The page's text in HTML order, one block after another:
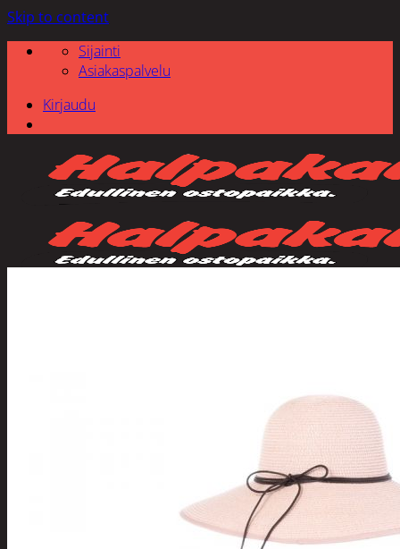
Skip to content
Sijainti
Asiakaspalvelu
Kirjaudu
Poistotuotteet
Kausituotteet
Joulu
Joulu- ja kausivalot
Eläimet ja
tontut